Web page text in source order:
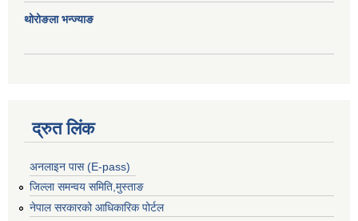
थोरोङला भन्ज्याङ
द्रुत लिंक
अनलाइन पास (E-pass)
जिल्ला समन्वय समिति,मुस्ताङ
नेपाल सरकारको आधिकारिक पोर्टल